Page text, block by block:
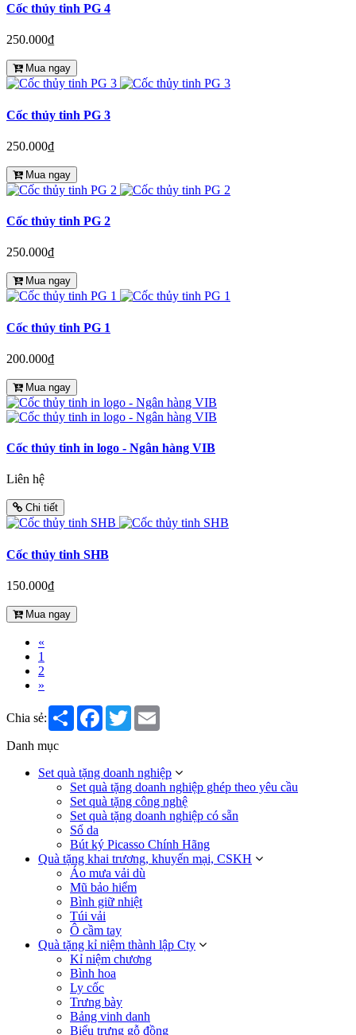
Cốc thủy tinh PG 4
250.000₫
Mua ngay
Cốc thủy tinh PG 3
250.000₫
Mua ngay
Cốc thủy tinh PG 2
250.000₫
Mua ngay
Cốc thủy tinh PG 1
200.000₫
Mua ngay
Cốc thủy tinh in logo - Ngân hàng VIB
Liên hệ
Chi tiết
Cốc thủy tinh SHB
150.000₫
Mua ngay
«
1
2
»
Chia sẻ: Share Facebook
Twitter
Danh mục
Set quà tặng doanh nghiệp
Set quà tặng doanh nghiệp ghép theo yêu cầu
Set quà tặng công nghệ
Set quà tặng doanh nghiệp có sẵn
Sổ da
Bút ký Picasso Chính Hãng
Quà tặng khai trương, khuyến mại, CSKH
Áo mưa vải dù
Mũ bảo hiểm
Bình giữ nhiệt
Túi vải
Ô cầm tay
Quà tặng kỉ niệm thành lập Cty
Kỉ niệm chương
Bình hoa
Ly cốc
Trưng bày
Bảng vinh danh
Biểu trưng gỗ đồng